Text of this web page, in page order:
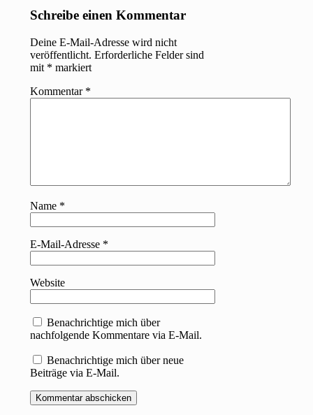
Schreibe einen Kommentar
Deine E-Mail-Adresse wird nicht
veröffentlicht. Erforderliche Felder sind
mit * markiert
Kommentar *
Name *
E-Mail-Adresse *
Website
Benachrichtige mich über
nachfolgende Kommentare via E-Mail.
Benachrichtige mich über neue
Beiträge via E-Mail.